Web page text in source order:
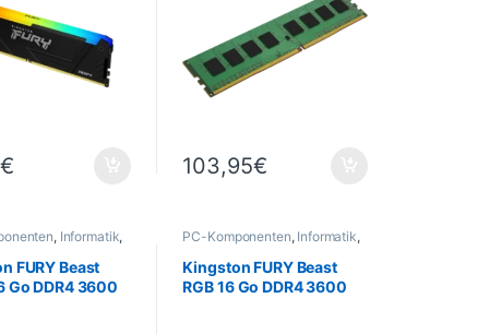
€ 103,95€
, Informatik,
FURY Beast
Go DDR4 3600
PC-Komponenten, Informatik,
PC-Speicher
Kingston FURY Beast
RGB 16 Go DDR4 3600